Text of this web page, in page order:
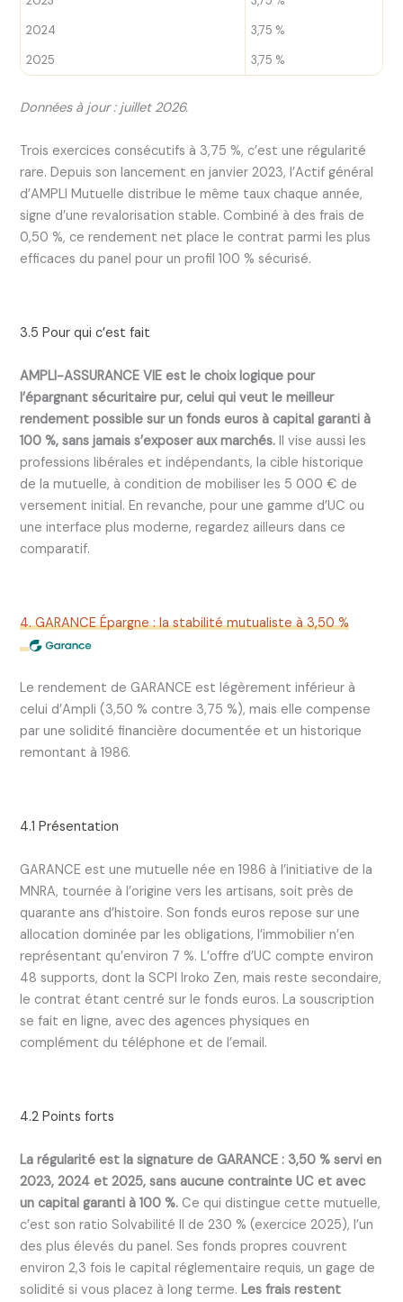
2024
3,75 %
2025
3,75 %
Données à jour : juillet 2026.
Trois exercices consécutifs à 3,75 %, c’est une régularité
rare. Depuis son lancement en janvier 2023, l’Actif général
d’AMPLI Mutuelle distribue le même taux chaque année,
signe d’une revalorisation stable. Combiné à des frais de
0,50 %, ce rendement net place le contrat parmi les plus
efficaces du panel pour un profil 100 % sécurisé.
3.5 Pour qui c’est fait
AMPLI-ASSURANCE VIE est le choix logique pour
l’épargnant sécuritaire pur, celui qui veut le meilleur
rendement possible sur un fonds euros à capital garanti à
100 %, sans jamais s’exposer aux marchés. Il vise aussi les
professions libérales et indépendants, la cible historique
de la mutuelle, à condition de mobiliser les 5 000 € de
versement initial. En revanche, pour une gamme d’UC ou
une interface plus moderne, regardez ailleurs dans ce
comparatif.
4. GARANCE Épargne : la stabilité mutualiste à 3,50 %
Le rendement de GARANCE est légèrement inférieur à
celui d’Ampli (3,50 % contre 3,75 %), mais elle compense
par une solidité financière documentée et un historique
remontant à 1986.
4.1 Présentation
GARANCE est une mutuelle née en 1986 à l’initiative de la
MNRA, tournée à l’origine vers les artisans, soit près de
quarante ans d’histoire. Son fonds euros repose sur une
allocation dominée par les obligations, l’immobilier n’en
représentant qu’environ 7 %. L’offre d’UC compte environ
48 supports, dont la SCPI Iroko Zen, mais reste secondaire,
le contrat étant centré sur le fonds euros. La souscription
se fait en ligne, avec des agences physiques en
complément du téléphone et de l’email.
4.2 Points forts
La régularité est la signature de GARANCE : 3,50 % servi en
2023, 2024 et 2025, sans aucune contrainte UC et avec
un capital garanti à 100 %. Ce qui distingue cette mutuelle,
c’est son ratio Solvabilité II de 230 % (exercice 2025), l’un
des plus élevés du panel. Ses fonds propres couvrent
environ 2,3 fois le capital réglementaire requis, un gage de
solidité si vous placez à long terme.Les frais restent